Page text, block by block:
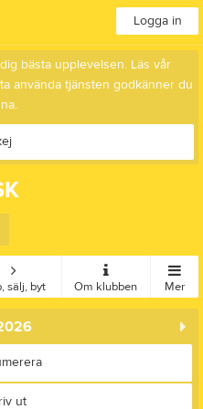
Logga in
bästa upplevelsen. Läs vår
använda tjänsten godkänner du
sälj, byt Om klubben Mer
ut